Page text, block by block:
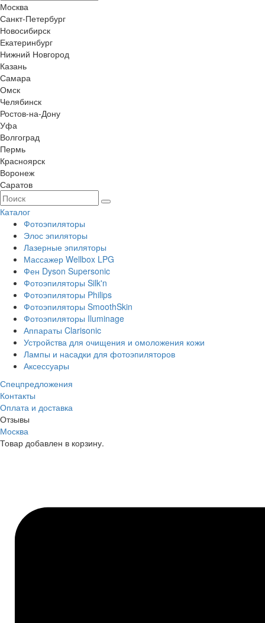
Москва
Санкт-Петербург
Новосибирск
Екатеринбург
Нижний Новгород
Казань
Самара
Омск
Челябинск
Ростов-на-Дону
Уфа
Волгоград
Пермь
Красноярск
Воронеж
Саратов
Каталог
Фотоэпиляторы
Элос эпиляторы
Лазерные эпиляторы
Массажер Wellbox LPG
Фен Dyson Supersonic
Фотоэпиляторы Silk'n
Фотоэпиляторы Philips
Фотоэпиляторы SmoothSkin
Фотоэпиляторы Iluminage
Аппараты Clarisonic
Устройства для очищения и омоложения кожи
Лампы и насадки для фотоэпиляторов
Аксессуары
Спецпредложения
Контакты
Оплата и доставка
Отзывы
Москва
Товар добавлен в корзину.